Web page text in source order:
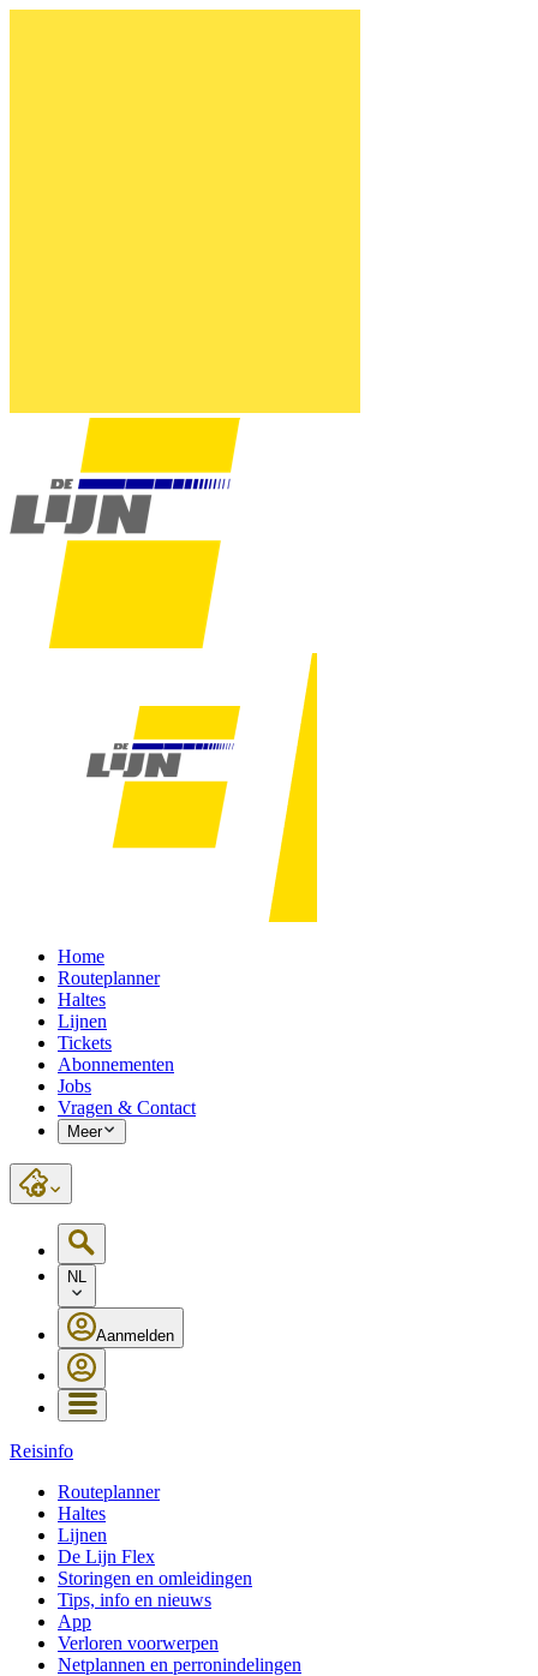
Home
Routeplanner
Haltes
Lijnen
Tickets
Abonnementen
Jobs
Vragen & Contact
Meer
NL
Aanmelden
Reisinfo
Routeplanner
Haltes
Lijnen
De Lijn Flex
Storingen en omleidingen
Tips, info en nieuws
App
Verloren voorwerpen
Netplannen en perronindelingen